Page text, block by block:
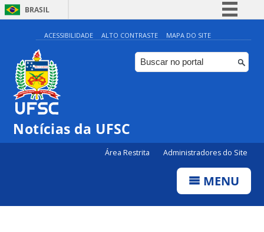
BRASIL
Simplifique!
Comunica BR
Participe
ACESSIBILIDADE ALTO CONTRASTE MAPA DO SITE
Notícias da UFSC
Área Restrita Administradores do Site
MENU